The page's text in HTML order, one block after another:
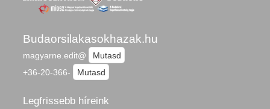
Budaorsilakasokhazak.hu
magyarne.edit@
Mutasd
+36-20-366-
Mutasd
Legfrissebb híreink